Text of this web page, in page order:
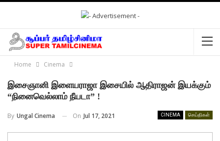
Home Cinema
இசைஞானி இளையராஜா இசையில் ஆதிராஜன் இயக்கும்
“நினைவெல்லாம் நீயடா” !
CINEMA செய்திகள்
By Ungal Cinema On Jul 17, 2021